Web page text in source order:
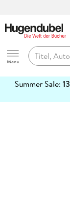
Hugendubel
Menu
Summer Sale:
erfahren